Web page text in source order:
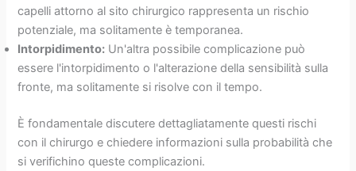
capelli attorno al sito chirurgico rappresenta un rischio
potenziale, ma solitamente è temporanea.
Intorpidimento: Un'altra possibile complicazione può
essere l'intorpidimento o l'alterazione della sensibilità sulla
fronte, ma solitamente si risolve con il tempo.
È fondamentale discutere dettagliatamente questi rischi
con il chirurgo e chiedere informazioni sulla probabilità che
si verifichino queste complicazioni.